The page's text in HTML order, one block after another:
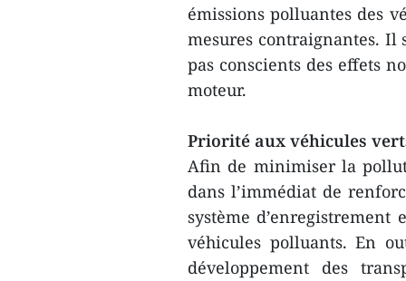
émissions polluantes des
mesures contraignantes. Il
pas conscients des effets
moteur.
Priorité aux véhicules
Afin de minimiser la
dans l’immédiat de
système d’enregistrement
véhicules polluants. En
développement des